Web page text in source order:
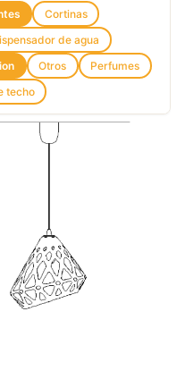
Cortinas
de agua
Otros
Perfumes
techo